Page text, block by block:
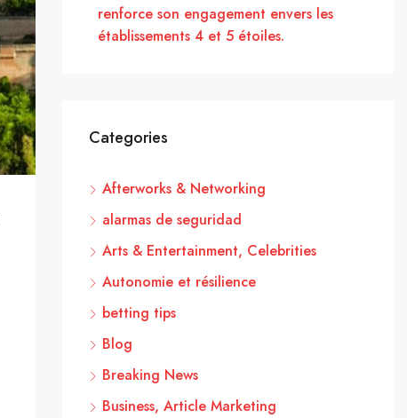
renforce son engagement envers les
établissements 4 et 5 étoiles.
Categories
Afterworks & Networking
alarmas de seguridad
Arts & Entertainment, Celebrities
Autonomie et résilience
betting tips
Blog
Breaking News
Business, Article Marketing